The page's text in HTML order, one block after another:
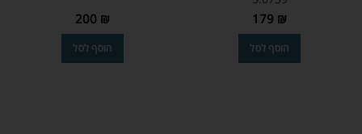
179 ₪
הוסף לסל
200 ₪
הוסף לסל